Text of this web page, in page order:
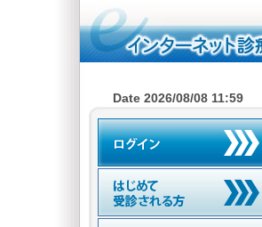
Date 2026/08/08 11:59